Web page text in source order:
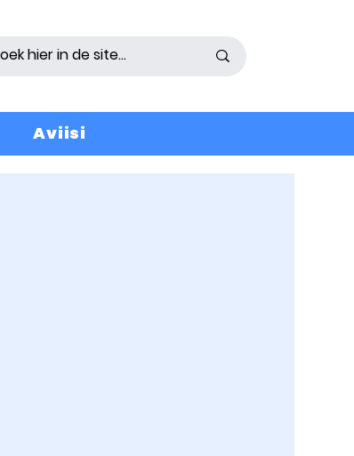
Aviisi